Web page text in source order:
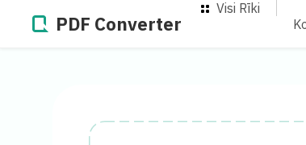
PDF Converter
Visi Rīki